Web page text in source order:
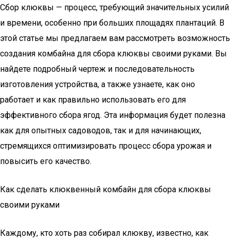
Сбор клюквы — процесс, требующий значительных усилий
и времени, особенно при больших площадях плантаций. В
этой статье мы предлагаем вам рассмотреть возможность
создания комбайна для сбора клюквы своими руками. Вы
найдете подробный чертеж и последовательность
изготовления устройства, а также узнаете, как оно
работает и как правильно использовать его для
эффективного сбора ягод. Эта информация будет полезна
как для опытных садоводов, так и для начинающих,
стремящихся оптимизировать процесс сбора урожая и
повысить его качество.
Как сделать клюквенный комбайн для сбора клюквы
своими руками
Каждому, кто хоть раз собирал клюкву, известно, как